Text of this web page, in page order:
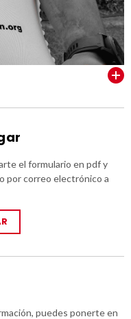
el formulario en pdf y
por correo electrónico a
puedes ponerte en